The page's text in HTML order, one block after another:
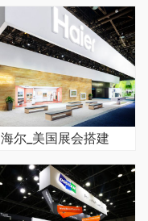
海尔_美国展会搭建